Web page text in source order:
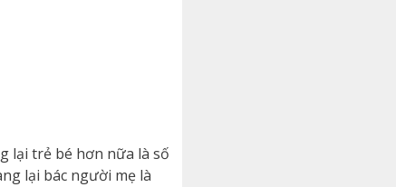
lại trẻ bé hơn nữa là số
lại bác người mẹ là